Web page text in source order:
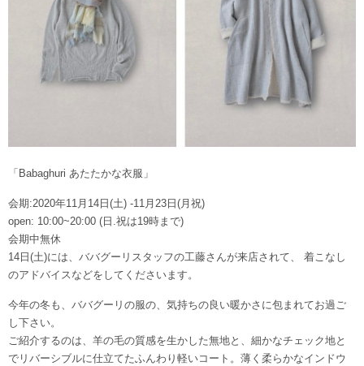
「Babaghuri あたたかな衣服」
会期:2020年11月14日(土) -11月23日(月祝)
open: 10:00~20:00 (日.祝は19時まで)
会期中無休
14日(土)には、ババグーリスタッフの工藤さんが来店されて、 着こなし
のアドバイスなどをしてくださいます。
今年の冬も、ババグーリの服の、気持ちの良い暖かさに包まれてお過ご
し下さい。
ご紹介するのは、羊の毛の質感を生かした無地と、細かなチェック地と
でリバーシブルに仕立てたふんわり軽いコート。薄く柔らかなインドウ